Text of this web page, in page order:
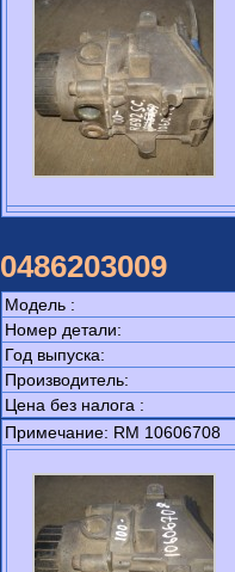
0486203009
Модель :
Номер детали:
Год выпуска:
Производитель:
Цена без налога :
Примечание: RM 10606708